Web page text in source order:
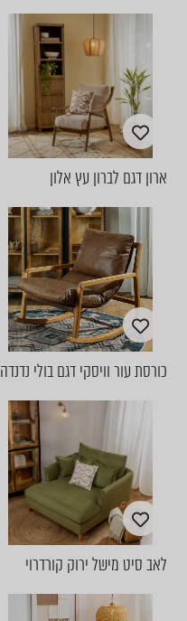
ארון דגם לברון עץ אלון
כורסת עור וויסקי דגם בולי נדנדה
לאב סיט מישל ירוק קורדרוי